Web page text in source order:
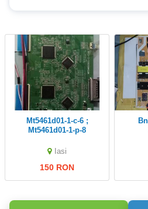
Mt5461d01-1-c-6 ;
Mt5461d01-1-p-8
EAX66232506
Iasi
150 RON
Bn44-01100j din